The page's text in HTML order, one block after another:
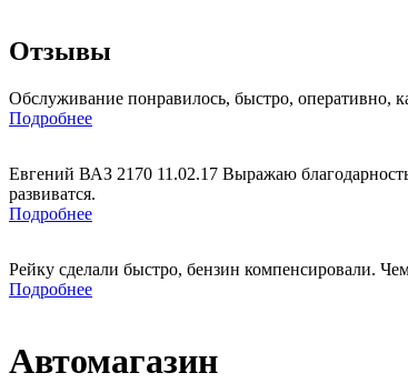
Отзывы
Обслуживание понравилось, быстро, оперативно,
Подробнее
Евгений ВАЗ 2170 11.02.17 Выражаю
развиватся.
Подробнее
Рейку сделали быстро, бензин компенсировали.
Подробнее
Автомагазин